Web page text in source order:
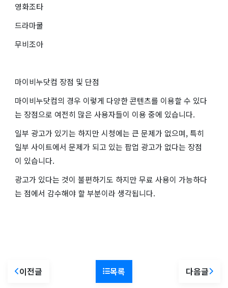
영화조타
드라마쿨
무비조아
마이비누닷컴 장점 및 단점
마이비누닷컴의 경우 이렇게 다양한 콘텐츠를 이용할 수 있다
는 장점으로 여전히 많은 사용자들이 이용 중에 있습니다.
일부 광고가 있기는 하지만 시청에는 큰 문제가 없으며, 특히
일부 사이트에서 문제가 되고 있는 팝업 광고가 없다는 장점
이 있습니다.
광고가 있다는 것이 불편하기도 하지만 무료 사용이 가능하다
는 점에서 감수해야 할 부분이라 생각됩니다.
이전글 목록 다음글